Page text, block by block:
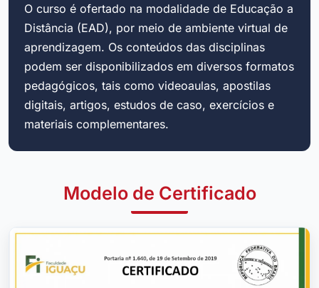
O curso é ofertado na modalidade de Educação a
Distância (EAD), por meio de ambiente virtual de
aprendizagem. Os conteúdos das disciplinas
podem ser disponibilizados em diversos formatos
pedagógicos, tais como videoaulas, apostilas
digitais, artigos, estudos de caso, exercícios e
materiais complementares.
Modelo de Certificado